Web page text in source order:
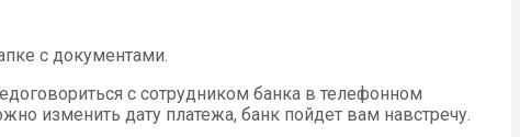
с документами.
с сотрудником банка в телефонном
изменить дату платежа, банк пойдет вам навстречу.